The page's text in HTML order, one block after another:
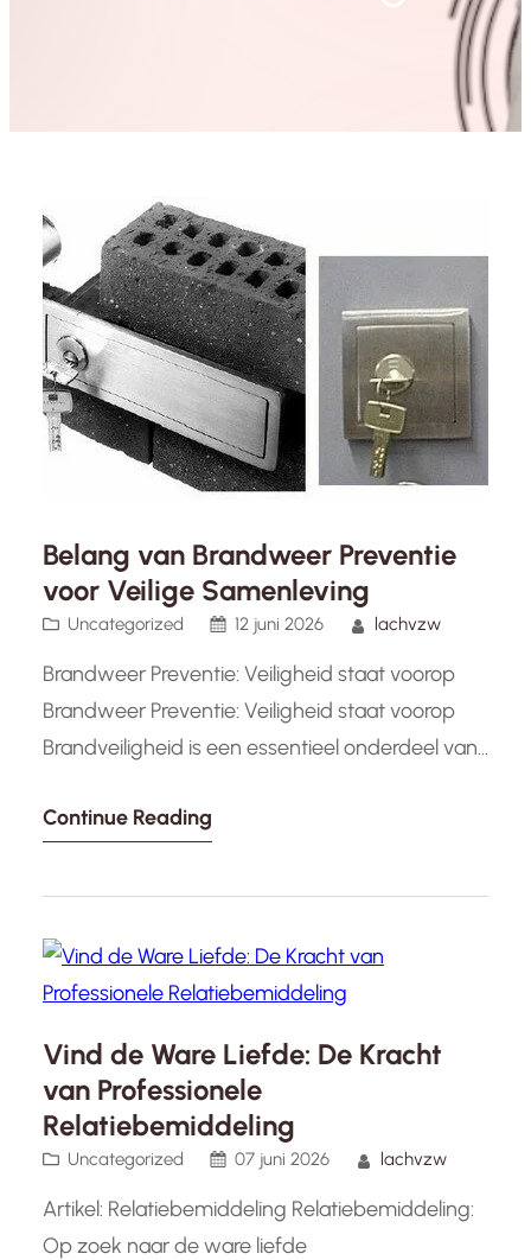
Belang van Brandweer Preventie
voor Veilige Samenleving
Uncategorized 12 juni 2026 lachvzw
Brandweer Preventie: Veiligheid staat voorop
Brandweer Preventie: Veiligheid staat voorop
Brandveiligheid is een essentieel onderdeel van
eigendommen. De brandweer speelt een
minimaliseren van de schade die brand kan
reeks maatregelen en richtlijnen die zijn
ontworpen om…
Continue Reading
Vind de Ware Liefde: De Kracht
van Professionele
Relatiebemiddeling
Uncategorized 07 juni 2026 lachvzw
Artikel: Relatiebemiddeling Relatiebemiddeling:
Op zoek naar de ware liefde